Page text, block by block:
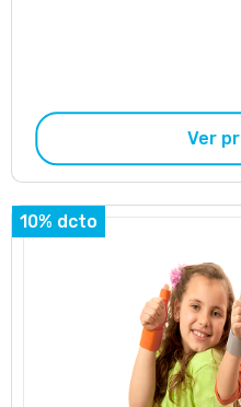
Ver
10% dcto